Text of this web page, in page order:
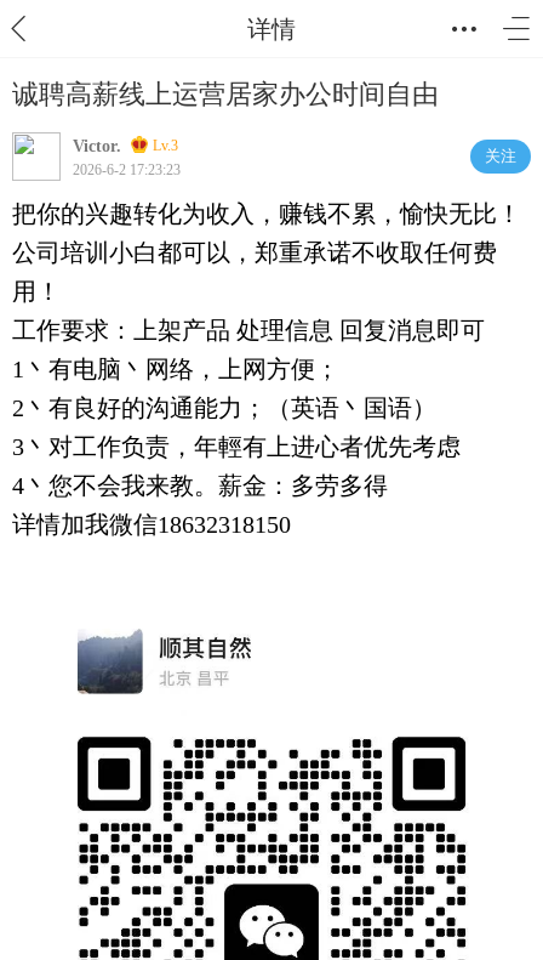
详情
诚聘高薪线上运营居家办公时间自由
Victor.
Lv.3
2026-6-2 17:23:23
关注
把你的兴趣转化为收入，赚钱不累，愉快无比！
公司培训小白都可以，郑重承诺不收取任何费
用！
工作要求：上架产品 处理信息 回复消息即可
1丶有电脑丶网络，上网方便；
2丶有良好的沟通能力；（英语丶国语）
3丶对工作负责，年輕有上进心者优先考虑
4丶您不会我来教。薪金：多劳多得
详情加我微信18632318150